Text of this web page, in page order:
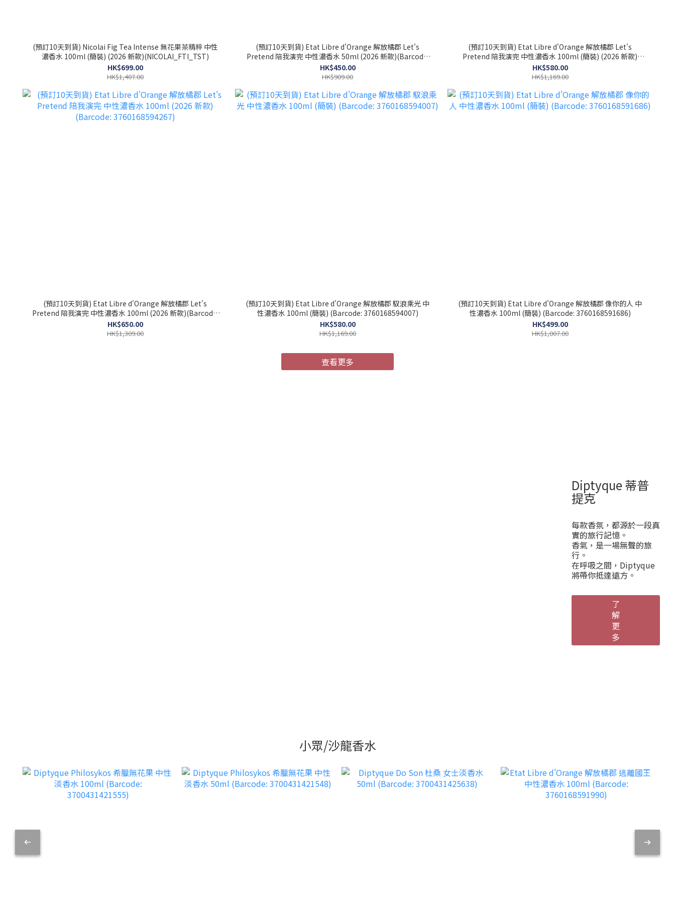
(預訂10天到貨) Nicolai Fig Tea Intense 無花果茶精粹 中性
濃香水 100ml (簡裝) (2026 新款)(NICOLAI_FTI_TST)
HK$699.00
HK$1,407.00
(預訂10天到貨) Etat Libre d'Orange 解放橘郡 Let's
Pretend 陪我演完 中性濃香水 50ml (2026 新款)(Barcode:
3760168594281)
HK$450.00
HK$909.00
(預訂10天到貨) Etat Libre d'Orange 解放橘郡 Let's
Pretend 陪我演完 中性濃香水 100ml (簡裝) (2026 新款)
(Barcode: 3760168594274)
HK$580.00
HK$1,169.00
(預訂10天到貨) Etat Libre d'Orange 解放橘郡 Let's
Pretend 陪我演完 中性濃香水 100ml (2026 新款)(Barcode:
3760168594267)
HK$650.00
HK$1,309.00
(預訂10天到貨) Etat Libre d'Orange 解放橘郡 馭浪乘光 中
性濃香水 100ml (簡裝) (Barcode: 3760168594007)
HK$580.00
HK$1,169.00
(預訂10天到貨) Etat Libre d'Orange 解放橘郡 像你的人 中
性濃香水 100ml (簡裝) (Barcode: 3760168591686)
HK$499.00
HK$1,007.00
查看更多
Diptyque 蒂普
提克
每款香氛，都源於一段真
實的旅行記憶。
香氣，是一場無聲的旅
行。
在呼吸之間，Diptyque
將帶你抵達遠方。
了
解
更
多
小眾/沙龍香水